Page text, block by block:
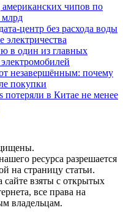
американских чипов по
млрд
центр без расхода воды
в один из главных
незавершённым: почему
покупки
потеряли в Китае не менее
ресурса разрешается
на страницу статьи.
взяты с открытых
все права на
владельцам.